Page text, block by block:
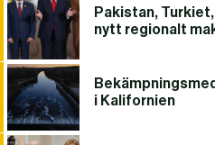
Pakistan,
nytt regionalt
i Kalifornien